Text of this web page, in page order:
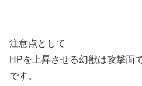
注意点として
HPを上昇させる幻獣は攻撃面
です。